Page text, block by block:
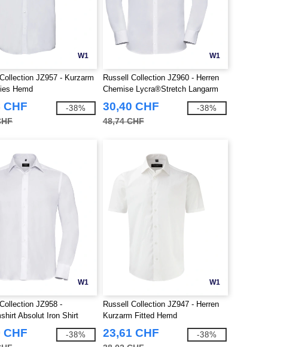
W1
JZ957 - Kurzarm
Hemd
CHF -38%
W1
Russell Collection JZ960 - Herren
Chemise Lycra®Stretch Langarm
Hemd
30,40 CHF
48,74 CHF
-38%
W1
JZ958 -
Absolut Iron Shirt
CHF -38%
W1
Russell Collection JZ947 - Herren
Kurzarm Fitted Hemd
23,61 CHF -38%